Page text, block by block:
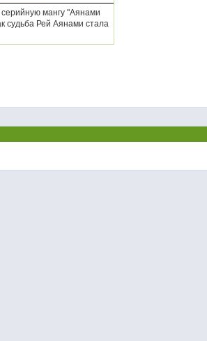
мангу "Аянами
судьба Рей Аянами стала